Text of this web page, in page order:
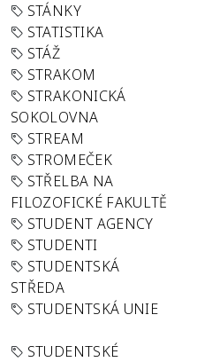
STÁNKY
STATISTIKA
STÁŽ
STRAKOM
STRAKONICKÁ
SOKOLOVNA
STREAM
STROMEČEK
STŘELBA NA
FILOZOFICKÉ FAKULTĚ
STUDENT AGENCY
STUDENTI
STUDENTSKÁ
STŘEDA
STUDENTSKÁ UNIE
STUDENTSKÉ